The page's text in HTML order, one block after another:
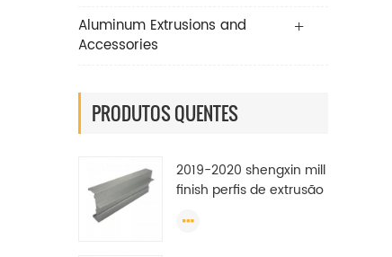
Aluminum Extrusions and
Accessories
PRODUTOS QUENTES
2019-2020 shengxin mill
finish perfis de extrusão